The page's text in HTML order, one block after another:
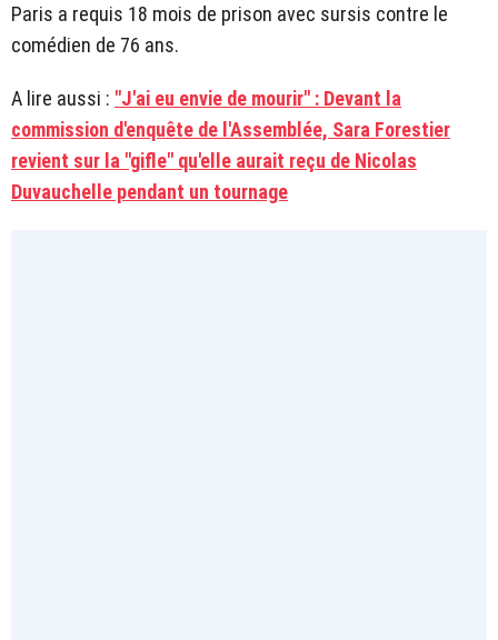
Paris a requis 18 mois de prison avec sursis contre le
comédien de 76 ans.
A lire aussi : "J'ai eu envie de mourir" : Devant la
commission d'enquête de l'Assemblée, Sara Forestier
revient sur la "gifle" qu'elle aurait reçu de Nicolas
Duvauchelle pendant un tournage